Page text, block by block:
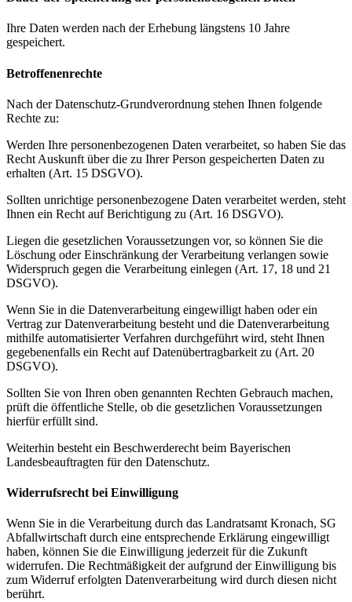
Ihre Daten werden nach der Erhebung längstens 10 Jahre
gespeichert.
Betroffenenrechte
Nach der Datenschutz-Grundverordnung stehen Ihnen folgende
Rechte zu:
Werden Ihre personenbezogenen Daten verarbeitet, so haben Sie das
Recht Auskunft über die zu Ihrer Person gespeicherten Daten zu
erhalten (Art. 15 DSGVO).
Sollten unrichtige personenbezogene Daten verarbeitet werden, steht
Ihnen ein Recht auf Berichtigung zu (Art. 16 DSGVO).
Liegen die gesetzlichen Voraussetzungen vor, so können Sie die
Löschung oder Einschränkung der Verarbeitung verlangen sowie
Widerspruch gegen die Verarbeitung einlegen (Art. 17, 18 und 21
DSGVO).
Wenn Sie in die Datenverarbeitung eingewilligt haben oder ein
Vertrag zur Datenverarbeitung besteht und die Datenverarbeitung
mithilfe automatisierter Verfahren durchgeführt wird, steht Ihnen
gegebenenfalls ein Recht auf Datenübertragbarkeit zu (Art. 20
DSGVO).
Sollten Sie von Ihren oben genannten Rechten Gebrauch machen,
prüft die öffentliche Stelle, ob die gesetzlichen Voraussetzungen
hierfür erfüllt sind.
Weiterhin besteht ein Beschwerderecht beim Bayerischen
Landesbeauftragten für den Datenschutz.
Widerrufsrecht bei Einwilligung
Wenn Sie in die Verarbeitung durch das Landratsamt Kronach, SG
Abfallwirtschaft durch eine entsprechende Erklärung eingewilligt
haben, können Sie die Einwilligung jederzeit für die Zukunft
widerrufen. Die Rechtmäßigkeit der aufgrund der Einwilligung bis
zum Widerruf erfolgten Datenverarbeitung wird durch diesen nicht
berührt.